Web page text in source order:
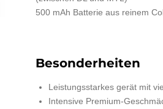
500 mAh Batterie aus reinem
Besonderheiten
Leistungsstarkes gerät mit
Intensive Premium-